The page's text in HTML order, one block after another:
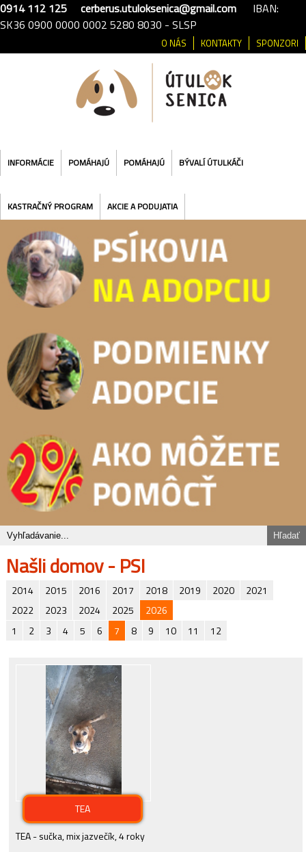
0914 112 125 cerberus.utuloksenica@gmail.com IBAN:
SK36 0900 0000 0002 5280 8030 - SLSP
SPONZORI
KONTAKTY
O NÁS
INFORMÁCIE POMÁHAJÚ POMÁHAJÚ BÝVALÍ ÚTULKÁČI
KASTRAČNÝ PROGRAM AKCIE A PODUJATIA
Našli domov - PSI
2014 2015 2016 2017 2018 2019 2020
2021
2022
2023 2024 2025
2026
1
2 3 4 5 6 7 8 9 10 11 12
TEA
TEA - sučka, mix jazvečík, 4 roky